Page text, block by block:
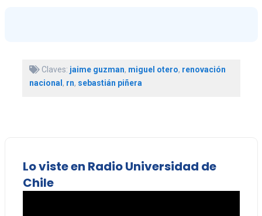
Claves: jaime guzman, miguel otero, renovación
nacional, rn, sebastián piñera
Lo viste en Radio Universidad de
Chile